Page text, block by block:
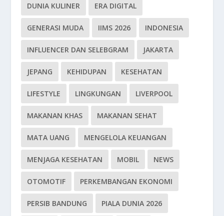
DUNIA KULINER ERA DIGITAL
GENERASI MUDA IIMS 2026 INDONESIA
INFLUENCER DAN SELEBGRAM JAKARTA
JEPANG KEHIDUPAN KESEHATAN
LIFESTYLE LINGKUNGAN LIVERPOOL
MAKANAN KHAS MAKANAN SEHAT
MATA UANG MENGELOLA KEUANGAN
MENJAGA KESEHATAN MOBIL NEWS
OTOMOTIF PERKEMBANGAN EKONOMI
PERSIB BANDUNG PIALA DUNIA 2026